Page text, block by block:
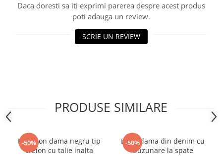
Daca doresti sa iti exprimi parerea despre acest produs
poti adauga un review.
SCRIE UN REVIEW
PRODUSE SIMILARE
-50%
Pantalon dama negru tip
creion cu talie inalta
-50%
Blugi dama din denim cu
buzunare la spate